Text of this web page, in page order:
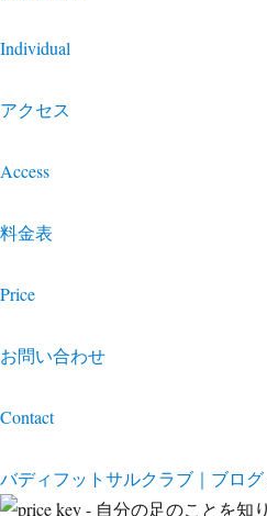
Individual
アクセス
Access
料金表
Price
お問い合わせ
Contact
バディフットサルクラブ｜ブログ